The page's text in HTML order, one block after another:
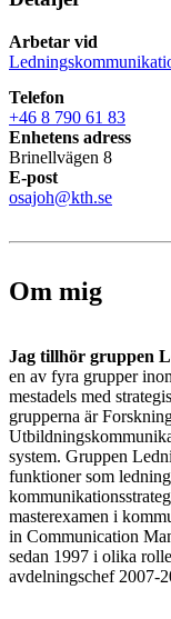
Arbetar vid
Telefon
+46 8 790 61 83
Enhetens adress
Brinellvägen 8
E-post
osajoh@kth.se
Om mig
Jag tillhör gruppen
en av fyra grupper
mestadels med
grupperna är
system. Gruppen
funktioner som
masterexamen i
in Communication
sedan 1997 i olika
avdelningschef 2007-